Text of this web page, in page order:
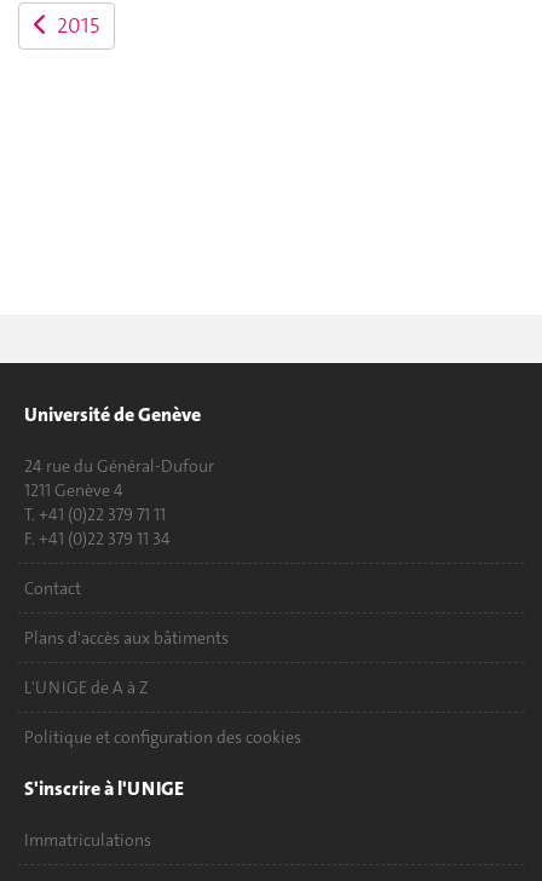
2015
Université de Genève
24 rue du Général-Dufour
1211 Genève 4
T. +41 (0)22 379 71 11
F. +41 (0)22 379 11 34
Contact
Plans d'accès aux bâtiments
L'UNIGE de A à Z
Politique et configuration des cookies
S'inscrire à l'UNIGE
Immatriculations